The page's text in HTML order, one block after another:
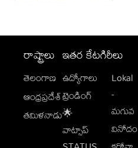
రాష్ట్రాలు
తెలంగాణ
ఆంధ్రప్రదేశ్
తమిళనాడు
ఇతర కేటగిరీలు
ఉద్యోగాలు
ట్రెండింగ్
🌟
వాట్సాప్
Lokal
-
మగువ
వినోదం